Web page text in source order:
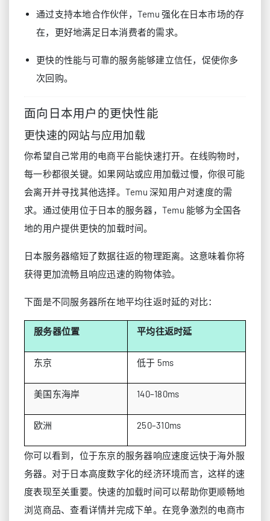
通过支持本地合作伙伴，Temu 强化在日本市场的存
在，更好地满足日本消费者的需求。
更快的性能与可靠的服务能够建立信任，促使你多
次回购。
面向日本用户的更快性能
更快速的网站与应用加载
你希望自己常用的电商平台能快速打开。在线购物时，
每一秒都很关键。如果网站或应用加载过慢，你很可能
会离开并寻找其他选择。Temu 深知用户对速度的需
求。通过使用位于日本的服务器，Temu 能够为全国各
地的用户提供更快的加载时间。
日本服务器缩短了数据往返的物理距离。这意味着你将
获得更加流畅且响应迅速的购物体验。
下面是不同服务器所在地平均往返时延的对比：
服务器位置 平均往返时延
东京 低于 5ms
美国东海岸 140–180ms
欧洲 250–310ms
你可以看到，位于东京的服务器响应速度远快于海外服
务器。对于日本高度数字化的经济环境而言，这样的速
度表现至关重要。快速的加载时间可以帮助你更顺畅地
浏览商品、查看详情并完成下单。在竞争激烈的电商市